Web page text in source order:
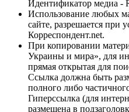
Идентификатор медиа -
Использование любых
сайте, разрешается при
Корреспондент.net.
При копировании
Украины и мира», для
прямая открытая для
Ссылка должна быть
полного либо
Гиперссылка (для
размещена в